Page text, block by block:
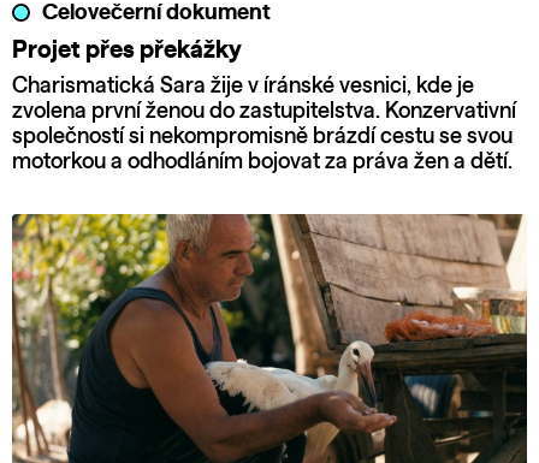
Celovečerní dokument
Projet přes překážky
Charismatická Sara žije v íránské vesnici, kde je
zvolena první ženou do zastupitelstva. Konzervativní
společností si nekompromisně brázdí cestu se svou
motorkou a odhodláním bojovat za práva žen a dětí.